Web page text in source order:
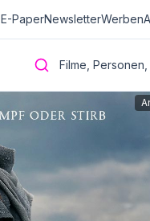
E-PaperNewsletterWerben
Filme,